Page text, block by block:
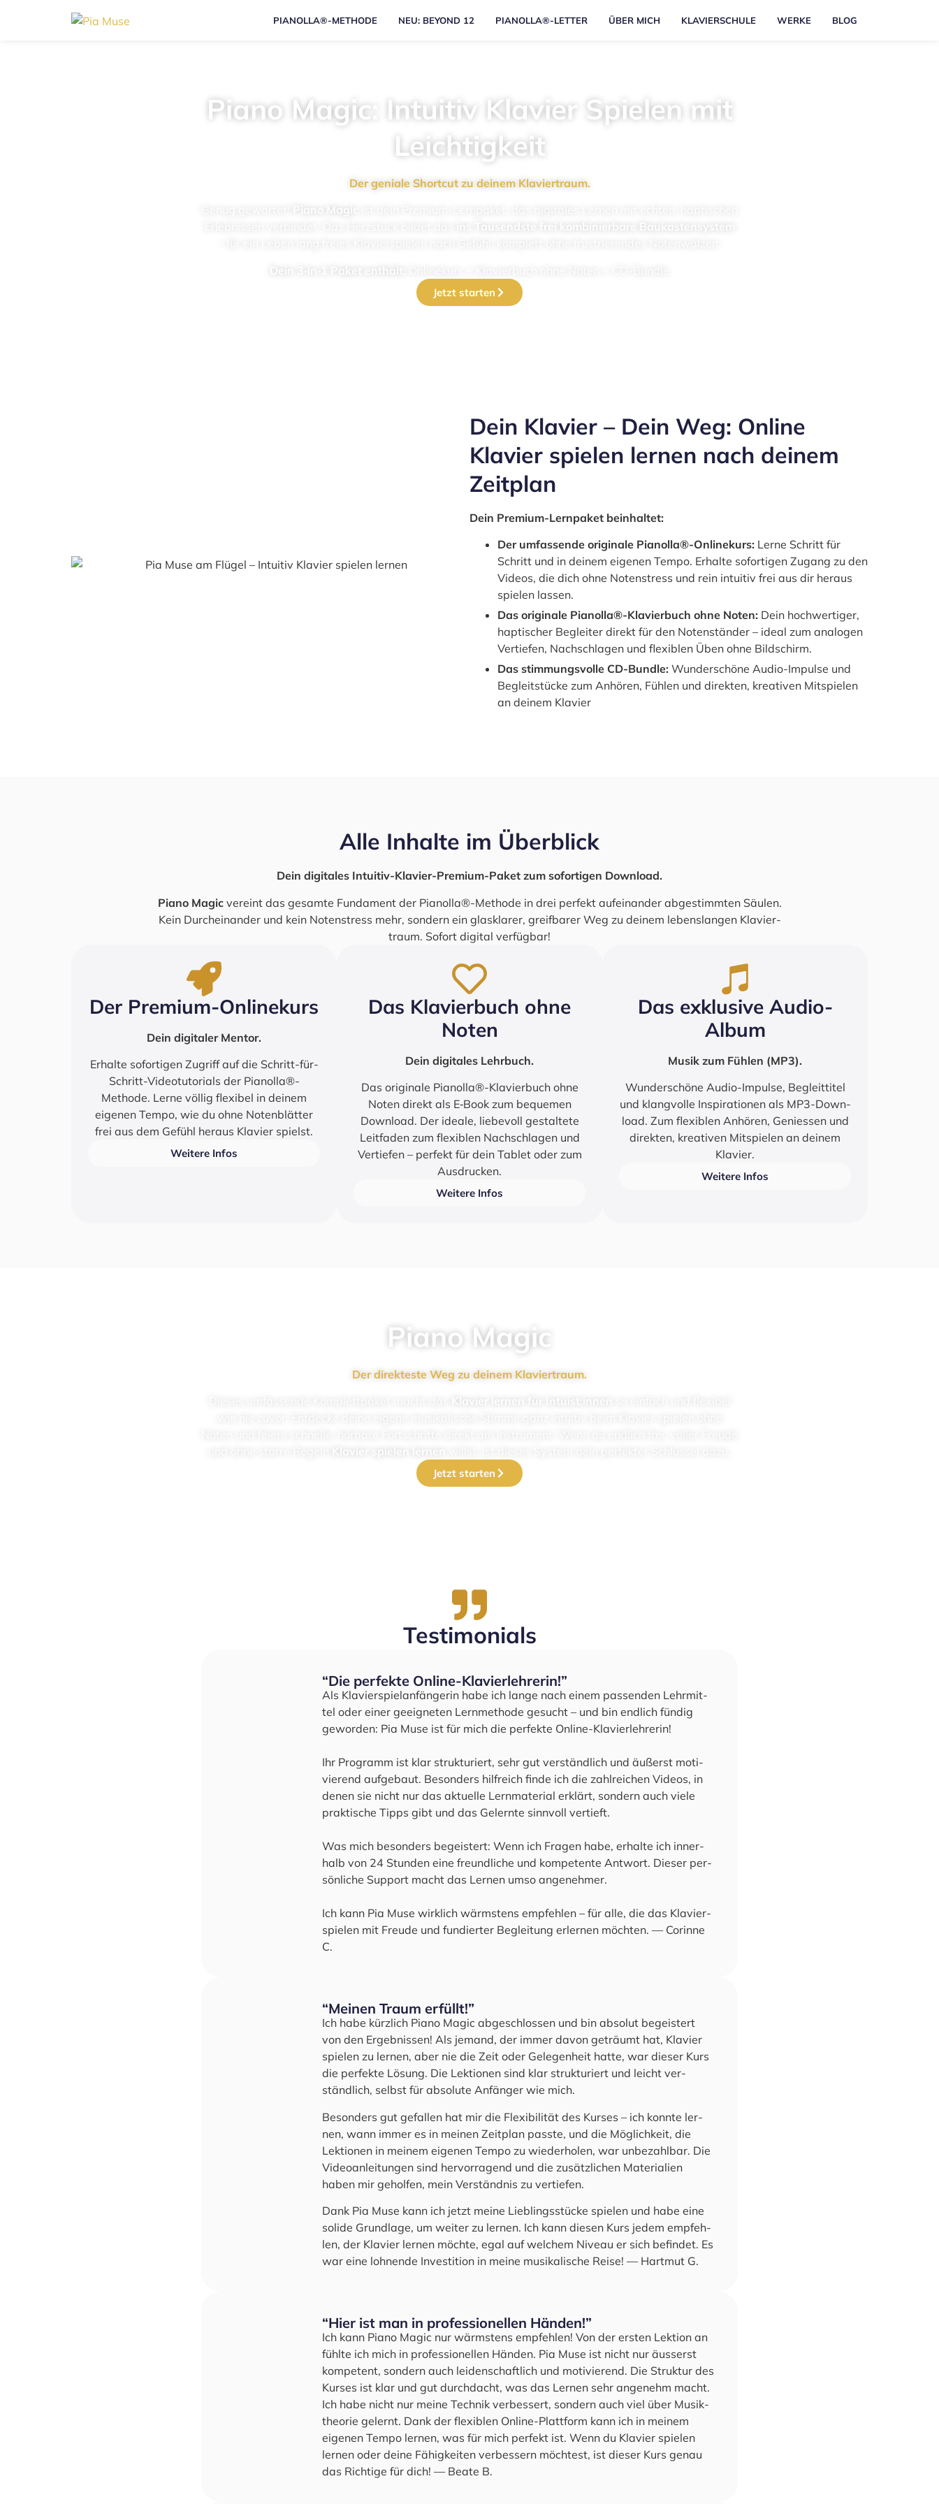
PIANOLLA®-METHODE NEU: BEY­OND 12 PIANOLLA®-LETTER ÜBER MICH KLA­VIER­SCHU­LE WER­KE BLOG
Pia­no Magic: Intuitiv Klavier Spielen mit
Leich­tig­keit
Der genia­le Short­cut zu dei­nem Kla­vier­traum.
Pia­no Magic
ins Tau­sends­te frei kom­bi­nier­ba­re Bau­kas­ten­sys­tem
Dein 3‑in‑1 Paket ent­hält:
Jetzt star­ten
Dein Klavier – Dein Weg: Online
Klavier spielen ler­nen nach dei­nem
Zeit­plan
Dein Pre­mi­um-Lern­pa­ket beinhal­tet:
Der umfas­sen­de ori­gi­na­le Pianolla®-Onlinekurs: Ler­ne Schritt für
Schritt und in dei­nem eige­nen Tem­po. Erhal­te sofor­ti­gen Zugang zu den
Vide­os, die dich ohne Noten­stress und rein intuitiv frei aus dir her­aus
spielen las­sen.
Das ori­gi­na­le Pianolla®-Klavierbuch ohne Noten: Dein hoch­wer­ti­ger,
hap­ti­scher Beglei­ter direkt für den Noten­stän­der – ide­al zum ana­lo­gen
Ver­tie­fen, Nach­schla­gen und fle­xi­blen Üben ohne Bild­schirm.
Das stim­mungs­vol­le CD-Bund­le: Wun­der­schö­ne Audio-Impul­se und
Begleit­stü­cke zum Anhö­ren, Füh­len und direk­ten, krea­ti­ven Mit­spie­len
an dei­nem Klavier
Alle Inhal­te im Über­blick
Dein digi­ta­les Intuitiv-Klavier-Pre­mi­um-Paket zum sofor­ti­gen Down­load.
Pia­no Magicver­eint das gesam­te Fun­da­ment der Pianolla®-Methode in drei per­fekt auf­ein­an­der abge­stimm­ten Säu­len.
Kein Durch­ein­an­der und kein Noten­stress mehr, son­dern ein glas­kla­rer, greif­ba­rer Weg zu dei­nem lebens­lan­gen Kla­vier­
traum. Sofort digi­tal ver­füg­bar!
Der Pre­mi­um-Online­kurs
Dein digi­ta­ler Men­tor.
Erhal­te sofor­ti­gen Zugriff auf die Schritt-für-
Schritt-Video­tu­to­ri­als der Pianolla®-
Methode. Ler­ne völ­lig fle­xi­bel in dei­nem
eige­nen Tem­po, wie du ohne Noten­blät­ter
frei aus dem Gefühl her­aus Klavier spielst.
Wei­te­re Infos
Das Kla­vier­buch ohne
Noten
Dein digi­ta­les Lehr­buch.
Das ori­gi­na­le Pianolla®-Klavierbuch ohne
Noten direkt als E‑Book zum beque­men
Down­load. Der idea­le, lie­be­voll gestal­te­te
Leit­fa­den zum fle­xi­blen Nach­schla­gen und
Ver­tie­fen – per­fekt für dein Tablet oder zum
Aus­dru­cken.
Wei­te­re Infos
Das exklu­si­ve Audio-
Album
Musik zum Füh­len (MP3).
Wun­der­schö­ne Audio-Impul­se, Begleit­ti­tel
und klang­vol­le Inspi­ra­tio­nen als MP3-Down­
load. Zum fle­xi­blen Anhö­ren, Genies­sen und
direk­ten, krea­ti­ven Mit­spie­len an dei­nem
Klavier.
Wei­te­re Infos
Pia­no Magic
Der direk­tes­te Weg zu dei­nem Kla­vier­traum.
Klavier ler­nen für Intuist:innen
Klavier spielen ler­nen
Jetzt star­ten
Tes­ti­mo­ni­als
“Die per­fek­te Online-Kla­vier­leh­re­rin!”
Als Kla­vier­spiel­an­fän­ge­rin habe ich lan­ge nach einem pas­sen­den Lehr­mit­
tel oder einer geeig­ne­ten Lern­me­tho­de gesucht – und bin end­lich fün­dig
gewor­den: Pia Muse ist für mich die per­fek­te Online-Kla­vier­leh­re­rin!
Ihr Pro­gramm ist klar struk­tu­riert, sehr gut ver­ständ­lich und äußerst moti­
vie­rend auf­ge­baut. Beson­ders hilf­reich fin­de ich die zahl­rei­chen Vide­os, in
denen sie nicht nur das aktu­el­le Lern­ma­te­ri­al erklärt, son­dern auch vie­le
prak­ti­sche Tipps gibt und das Gelern­te sinn­voll ver­tieft.
Was mich beson­ders begeis­tert: Wenn ich Fra­gen habe, erhal­te ich inner­
halb von 24 Stun­den eine freund­li­che und kom­pe­ten­te Ant­wort. Die­ser per­
sön­li­che Sup­port macht das Ler­nen umso ange­neh­mer.
Ich kann Pia Muse wirk­lich wärms­tens emp­feh­len – für alle, die das Kla­vier­
spie­len mit Freu­de und fun­dier­ter Beglei­tung erler­nen möch­ten. — Corin­ne
C.
“Mei­nen Traum erfüllt!”
Ich habe kürz­lich Pia­no Magic abge­schlos­sen und bin abso­lut begeis­tert
von den Ergeb­nis­sen! Als jemand, der immer davon geträumt hat, Klavier
spielen zu ler­nen, aber nie die Zeit oder Gele­gen­heit hat­te, war die­ser Kurs
die per­fek­te Lösung. Die Lek­tio­nen sind klar struk­tu­riert und leicht ver­
ständ­lich, selbst für abso­lu­te Anfän­ger wie mich.
Beson­ders gut gefal­len hat mir die Fle­xi­bi­li­tät des Kur­ses – ich konn­te ler­
nen, wann immer es in mei­nen Zeit­plan pass­te, und die Mög­lich­keit, die
Lek­tio­nen in mei­nem eige­nen Tem­po zu wie­der­ho­len, war unbe­zahl­bar. Die
Video­an­lei­tun­gen sind her­vor­ra­gend und die zusätz­li­chen Mate­ria­li­en
haben mir gehol­fen, mein Ver­ständ­nis zu ver­tie­fen.
Dank Pia Muse kann ich jetzt mei­ne Lieb­lings­stü­cke spielen und habe eine
soli­de Grund­la­ge, um wei­ter zu ler­nen. Ich kann die­sen Kurs jedem emp­feh­
len, der Klavier ler­nen möch­te, egal auf wel­chem Niveau er sich befin­det. Es
war eine loh­nen­de Inves­ti­ti­on in mei­ne musi­ka­li­sche Rei­se! — Hart­mut G.
“Hier ist man in pro­fes­sio­nel­len Hän­den!”
Ich kann Pia­no Magic nur wärms­tens emp­feh­len! Von der ers­ten Lek­ti­on an
fühl­te ich mich in pro­fes­sio­nel­len Hän­den. Pia Muse ist nicht nur äus­serst
kom­pe­tent, son­dern auch lei­den­schaft­lich und moti­vie­rend. Die Struk­tur des
Kur­ses ist klar und gut durch­dacht, was das Ler­nen sehr ange­nehm macht.
Ich habe nicht nur mei­ne Tech­nik ver­bes­sert, son­dern auch viel über Musik­
theo­rie gelernt. Dank der fle­xi­blen Online-Platt­form kann ich in mei­nem
eige­nen Tem­po ler­nen, was für mich per­fekt ist. Wenn du Klavier spielen
ler­nen oder dei­ne Fähig­kei­ten ver­bes­sern möch­test, ist die­ser Kurs genau
das Rich­ti­ge für dich! — Bea­te B.